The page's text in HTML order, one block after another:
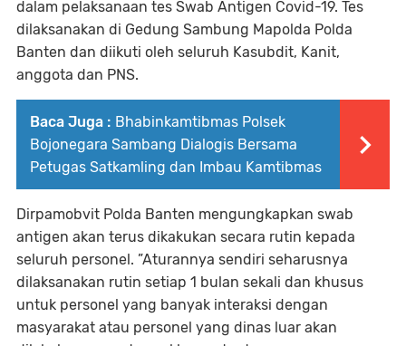
dalam pelaksanaan tes Swab Antigen Covid-19. Tes
dilaksanakan di Gedung Sambung Mapolda Polda
Banten dan diikuti oleh seluruh Kasubdit, Kanit,
anggota dan PNS.
Baca Juga : Bhabinkamtibmas Polsek
Bojonegara Sambang Dialogis Bersama
Petugas Satkamling dan Imbau Kamtibmas
Dirpamobvit Polda Banten mengungkapkan swab
antigen akan terus dikakukan secara rutin kepada
seluruh personel. ”Aturannya sendiri seharusnya
dilaksanakan rutin setiap 1 bulan sekali dan khusus
untuk personel yang banyak interaksi dengan
masyarakat atau personel yang dinas luar akan